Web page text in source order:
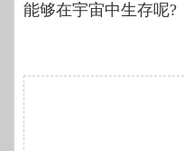
能够在宇宙中生存呢?